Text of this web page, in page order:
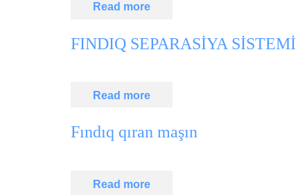
Read more
FINDIQ SEPARASİYA SİSTEMİ
Read more
Fındıq qıran maşın
Read more